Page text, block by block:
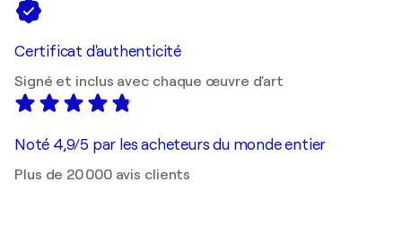
Certificat d'authenticité
Signé et inclus avec chaque œuvre d'art
Noté 4,9/5 par les acheteurs du monde entier
Plus de 20 000 avis clients